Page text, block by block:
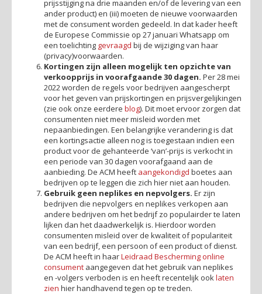
prijsstijging na drie maanden en/of de levering van een
ander product) en (iii) moeten de nieuwe voorwaarden
met de consument worden gedeeld. In dat kader heeft
de Europese Commissie op 27 januari Whatsapp om
een toelichting gevraagd bij de wijziging van haar
(privacy)voorwaarden.
Kortingen zijn alleen mogelijk ten opzichte van
verkoopprijs in voorafgaande 30 dagen. Per 28 mei
2022 worden de regels voor bedrijven aangescherpt
voor het geven van prijskortingen en prijsvergelijkingen
(zie ook onze eerdere blog). Dit moet ervoor zorgen dat
consumenten niet meer misleid worden met
nepaanbiedingen. Een belangrijke verandering is dat
een kortingsactie alleen nog is toegestaan indien een
product voor de gehanteerde ‘van’-prijs is verkocht in
een periode van 30 dagen voorafgaand aan de
aanbieding. De ACM heeft aangekondigd boetes aan
bedrijven op te leggen die zich hier niet aan houden.
Gebruik geen neplikes en nepvolgers. Er zijn
bedrijven die nepvolgers en neplikes verkopen aan
andere bedrijven om het bedrijf zo populairder te laten
lijken dan het daadwerkelijk is. Hierdoor worden
consumenten misleid over de kwaliteit of populariteit
van een bedrijf, een persoon of een product of dienst.
De ACM heeft in haarLeidraad Bescherming online
consument aangegeven dat het gebruik van neplikes
en -volgers verboden is en heeft recentelijk ook laten
zien hier handhavend tegen op te treden.